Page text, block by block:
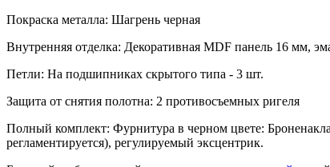
Покраска металла: Шагрень черная
Внутренняя отделка: Декоративная MDF панель 16 мм,
Петли: На подшипниках скрытого типа - 3 шт.
Защита от снятия полотна: 2 противосъемных ригеля
Полный комплект: Фурнитура в черном цвете:
регламентируется), регулируемый эксцентрик.